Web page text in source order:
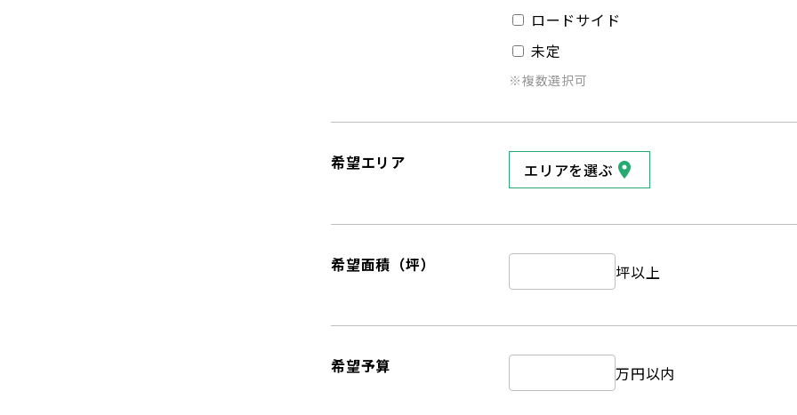
ロードサイド
未定
※複数選択可
希望エリア エリアを選ぶ
希望面積（坪） 坪以上
希望予算 万円以内